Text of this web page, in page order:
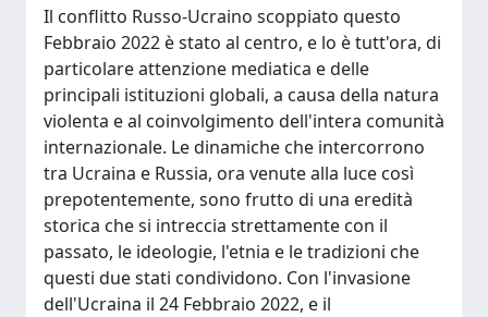
Il conflitto Russo-Ucraino scoppiato questo
Febbraio 2022 è stato al centro, e lo è tutt'ora, di
particolare attenzione mediatica e delle
principali istituzioni globali, a causa della natura
violenta e al coinvolgimento dell'intera comunità
internazionale. Le dinamiche che intercorrono
tra Ucraina e Russia, ora venute alla luce così
prepotentemente, sono frutto di una eredità
storica che si intreccia strettamente con il
passato, le ideologie, l'etnia e le tradizioni che
questi due stati condividono. Con l'invasione
dell'Ucraina il 24 Febbraio 2022, e il